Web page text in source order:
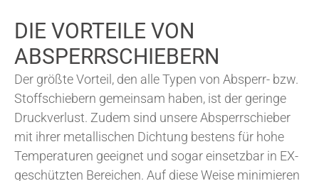
DIE VORTEILE VON
ABSPERRSCHIEBERN
Der größte Vorteil, den alle Typen von Absperr- bzw.
Stoffschiebern gemeinsam haben, ist der geringe
Druckverlust. Zudem sind unsere Absperrschieber
mit ihrer metallischen Dichtung bestens für hohe
Temperaturen geeignet und sogar einsetzbar in EX-
geschützten Bereichen. Auf diese Weise minimieren